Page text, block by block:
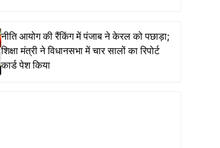
नीति आयोग की रैंकिंग में पंजाब ने केरल को पछाड़ा;
शिक्षा मंत्री ने विधानसभा में चार सालों का रिपोर्ट
कार्ड पेश किया